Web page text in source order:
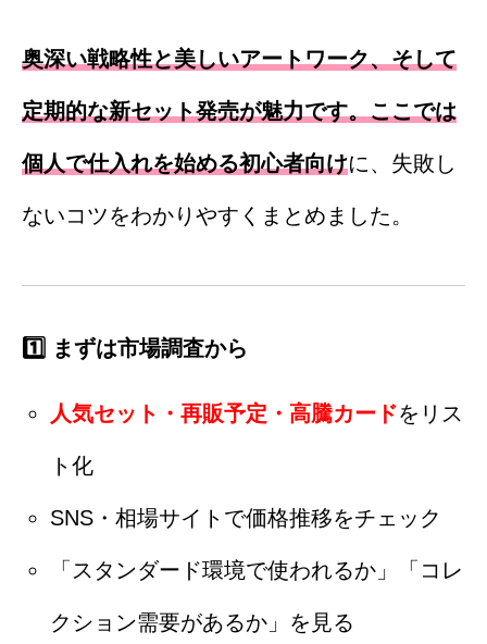
奥深い戦略性と美しいアートワーク、そして
定期的な新セット発売が魅力です。ここでは
個人で仕入れを始める初心者向けに、失敗し
ないコツをわかりやすくまとめました。
1️⃣ まずは市場調査から
人気セット・再販予定・高騰カードをリス
ト化
SNS・相場サイトで価格推移をチェック
「スタンダード環境で使われるか」「コレ
クション需要があるか」を見る